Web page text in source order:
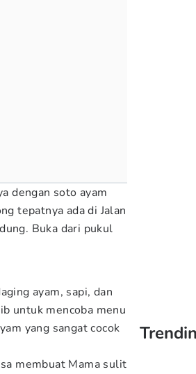
dengan soto ayam
tepatnya ada di Jalan
Buka dari pukul
ayam, sapi, dan
untuk mencoba menu
yang sangat cocok
membuat Mama sulit